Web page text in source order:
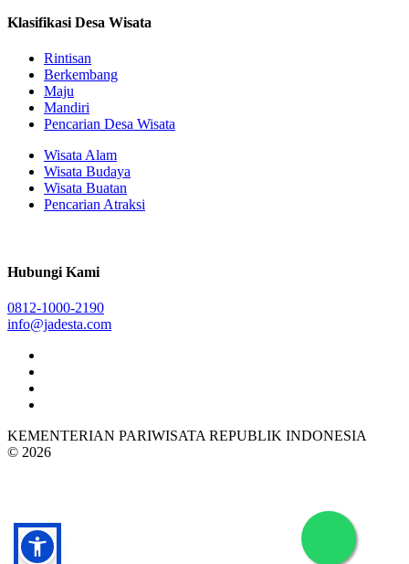
Klasifikasi Desa Wisata
Rintisan
Berkembang
Maju
Mandiri
Pencarian Desa Wisata
Wisata Alam
Wisata Budaya
Wisata Buatan
Pencarian Atraksi
Hubungi Kami
0812-1000-2190
info@jadesta.com
KEMENTERIAN PARIWISATA REPUBLIK INDONESIA
© 2026